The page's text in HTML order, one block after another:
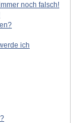
noch falsch!
ich